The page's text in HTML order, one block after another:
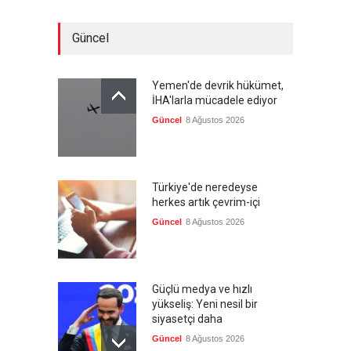
Güncel
Yemen'de devrik hükümet,
İHA'larla mücadele ediyor
Güncel 8 Ağustos 2026
Türkiye'de neredeyse
herkes artık çevrim-içi
Güncel 8 Ağustos 2026
Güçlü medya ve hızlı
yükseliş: Yeni nesil bir
siyasetçi daha
Güncel 8 Ağustos 2026